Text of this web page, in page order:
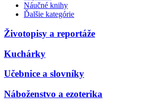
Náučné knihy
Ďalšie kategórie
Životopisy a reportáže
Kuchárky
Učebnice a slovníky
Náboženstvo a ezoterika